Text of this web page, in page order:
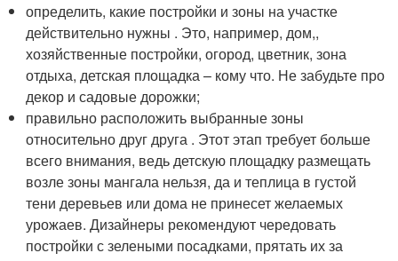
определить, какие постройки и зоны на участке
действительно нужны . Это, например, дом,,
хозяйственные постройки, огород, цветник, зона
отдыха, детская площадка – кому что. Не забудьте про
декор и садовые дорожки;
правильно расположить выбранные зоны
относительно друг друга . Этот этап требует больше
всего внимания, ведь детскую площадку размещать
возле зоны мангала нельзя, да и теплица в густой
тени деревьев или дома не принесет желаемых
урожаев. Дизайнеры рекомендуют чередовать
постройки с зелеными посадками, прятать их за